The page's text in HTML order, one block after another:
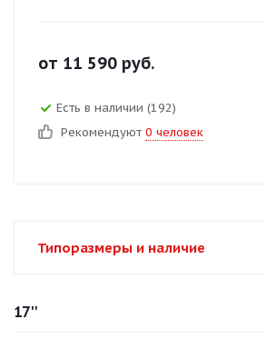
от 11 590 руб.
Есть в наличии (192)
Рекомендуют 0 человек
Типоразмеры и наличие
17''